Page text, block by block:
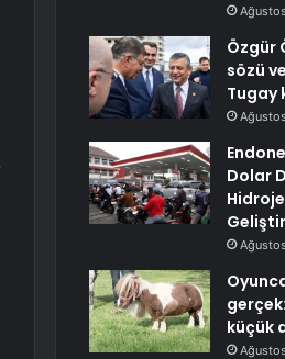
Özgür
sözü
Tugay
Dolar
küçük